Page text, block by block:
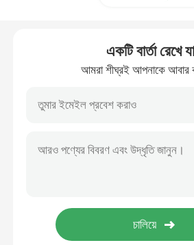
একটি বার্তা রেখে
আমরা শীঘ্রই আপনাকে